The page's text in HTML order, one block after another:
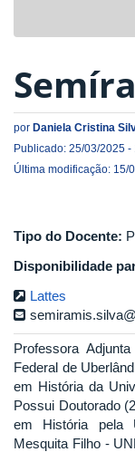
por Daniela Cristina
Publicado: 25/03/2025 -
Última modificação: 15/
Tipo do Docente:
Disponibilidade
Lattes
Professora
Federal de
em História da
Possui Doutorado
em História pela
Mesquita Filho -